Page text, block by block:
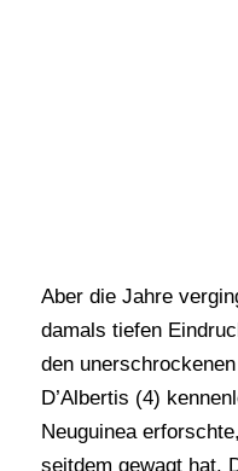
Aber die Jahre
damals tiefen
den
D’Albertis (4)
Neuguinea
seitdem gewagt hat.